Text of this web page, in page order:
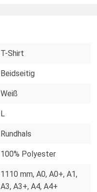
T-Shirt
Beidseitig
Weiß
L
Rundhals
100% Polyester
1110 mm, A0, A0+, A1,
A3, A3+, A4, A4+